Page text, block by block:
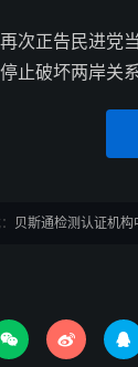
正告民进党当
止破坏两岸关系
贝斯通检测认证机构
  